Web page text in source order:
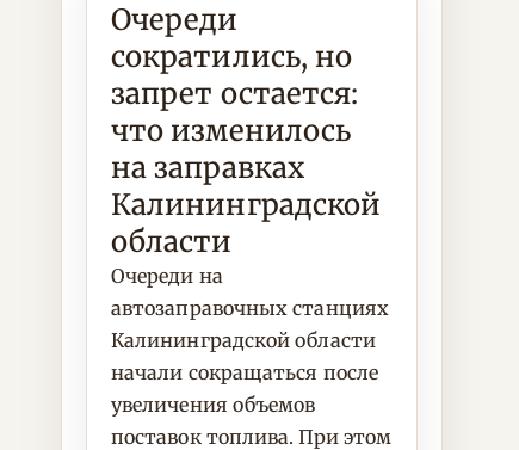
Очереди
сократились, но
запрет остается:
что изменилось
на заправках
Калининградской
области
Очереди на
автозаправочных станциях
Калининградской области
начали сокращаться после
увеличения объемов
поставок топлива. При этом